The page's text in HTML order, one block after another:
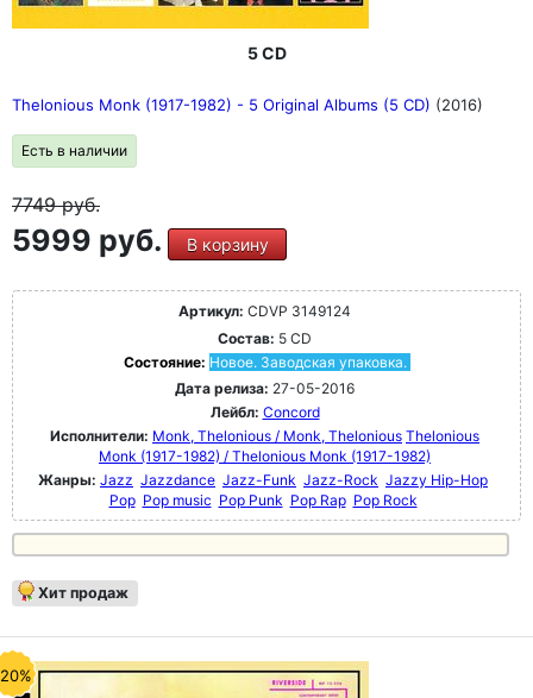
5 CD
Thelonious Monk (1917-1982) - 5 Original Albums (5 CD) (2016)
Есть в наличии
7749руб.
5999 руб. В корзину
Артикул: CDVP 3149124
Состав: 5 CD
Состояние: Новое. Заводская упаковка.
Дата релиза: 27-05-2016
Лейбл: Concord
Исполнители: Monk, Thelonious / Monk, Thelonious Thelonious
Monk (1917-1982) / Thelonious Monk (1917-1982)
Жанры: Jazz Jazzdance Jazz-Funk Jazz-Rock Jazzy Hip-Hop
Pop Pop music Pop Punk Pop Rap Pop Rock
Хит продаж